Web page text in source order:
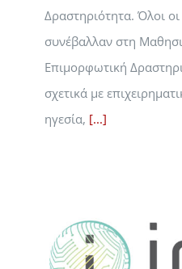
Δραστηριότητα. Όλοι
συνέβαλλαν στη
Επιμορφωτική
σχετικά με
ηγεσία, [...]